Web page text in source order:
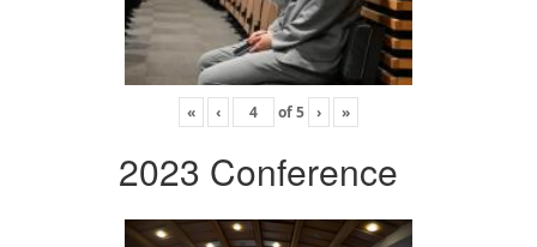
« ‹ of5 › »
2023 Conference